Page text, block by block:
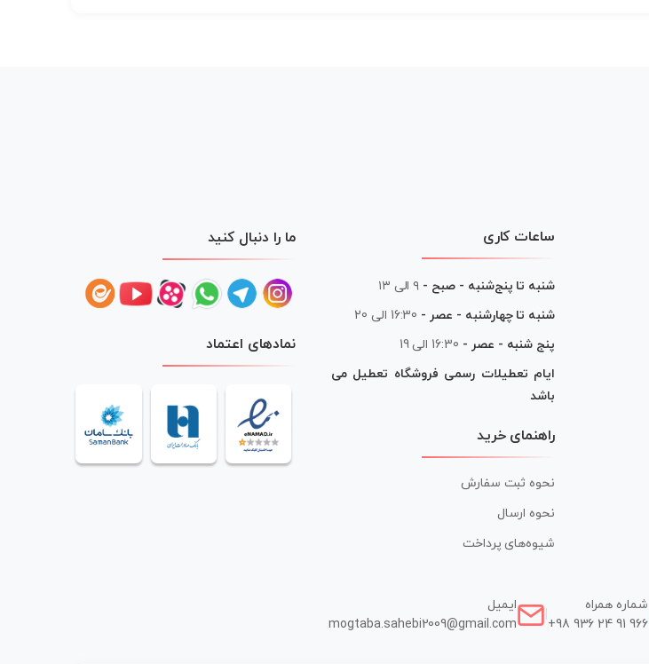
ساعات کاری
شنبه تا پنج‌شنبه - صبح - ۹ الی ۱۳
شنبه تا چهارشنبه - عصر - 16:30 الی 20
پنج شنبه - عصر - 16:30 الی 19
ایام تعطیلات رسمی فروشگاه تعطیل می
باشد
راهنمای خرید
نحوه ثبت سفارش
نحوه ارسال
شیوه‌های پرداخت
ما را دنبال کنید
نمادهای اعتماد
شماره همراه
+98 936 24 91 966
ایمیل
mogtaba.sahebi2009@gmail.com